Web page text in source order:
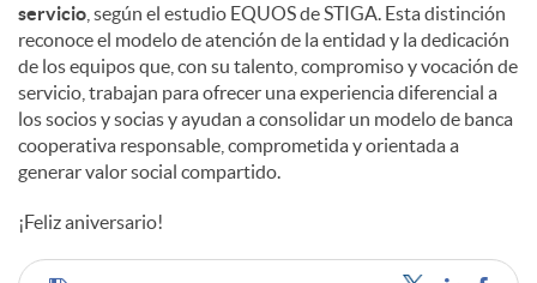
servicio , según el estudio EQUOS de STIGA. Esta distinción
reconoce el modelo de atención de la entidad y la dedicación
de los equipos que, con su talento, compromiso y vocación de
servicio, trabajan para ofrecer una experiencia diferencial a
los socios y socias y ayudan a consolidar un modelo de banca
cooperativa responsable, comprometida y orientada a
generar valor social compartido.
¡Feliz aniversario!